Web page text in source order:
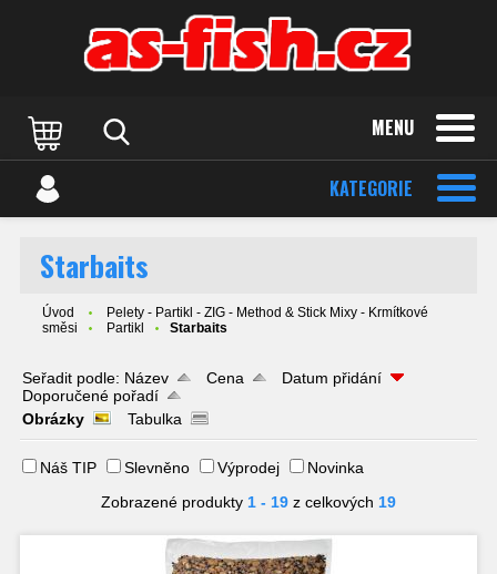
MENU
KATEGORIE
Starbaits
Úvod
Pelety - Partikl - ZIG - Method & Stick Mixy - Krmítkové
směsi
Partikl Starbaits
Seřadit podle: Název Cena
Datum přidání
Doporučené pořadí
Obrázky
Tabulka
Náš TIP Slevněno Výprodej
Novinka
Zobrazené produkty 1 - 19 z celkových 19